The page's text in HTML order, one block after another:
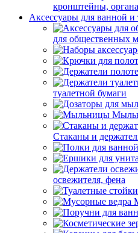
кронштейны,
Аксессуары для ванной и
для общественных
туалетной бумаги
Стаканы и
освежителя, фена